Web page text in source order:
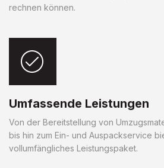
rechnen können.
Umfassende Leistungen
Von der Bereitstellung von
bis hin zum Ein- und Auspackservice
vollumfängliches Leistungspaket.